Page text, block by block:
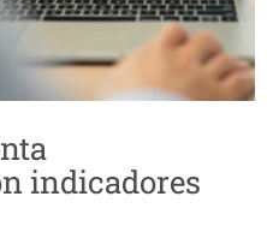
indicadores